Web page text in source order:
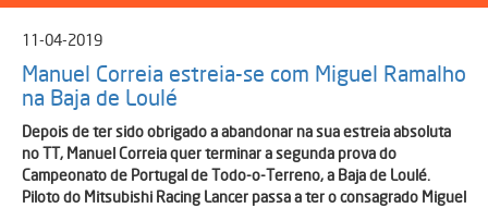
11-04-2019
Manuel Correia estreia-se com Miguel Ramalho
na Baja de Loulé
Depois de ter sido obrigado a abandonar na sua estreia absoluta
no TT, Manuel Correia quer terminar a segunda prova do
Campeonato de Portugal de Todo-o-Terreno, a Baja de Loulé.
Piloto do Mitsubishi Racing Lancer passa a ter o consagrado Miguel